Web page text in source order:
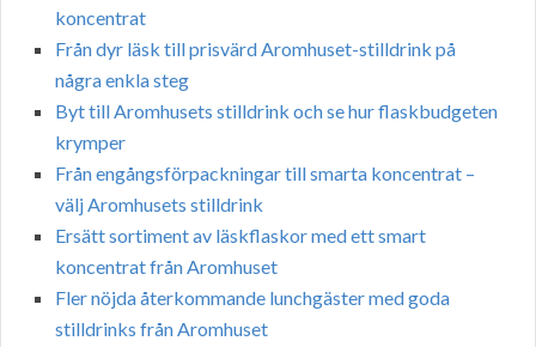
koncentrat
Från dyr läsk till prisvärd Aromhuset-stilldrink på
några enkla steg
Byt till Aromhusets stilldrink och se hur flaskbudgeten
krymper
Från engångsförpackningar till smarta koncentrat –
välj Aromhusets stilldrink
Ersätt sortiment av läskflaskor med ett smart
koncentrat från Aromhuset
Fler nöjda återkommande lunchgäster med goda
stilldrinks från Aromhuset